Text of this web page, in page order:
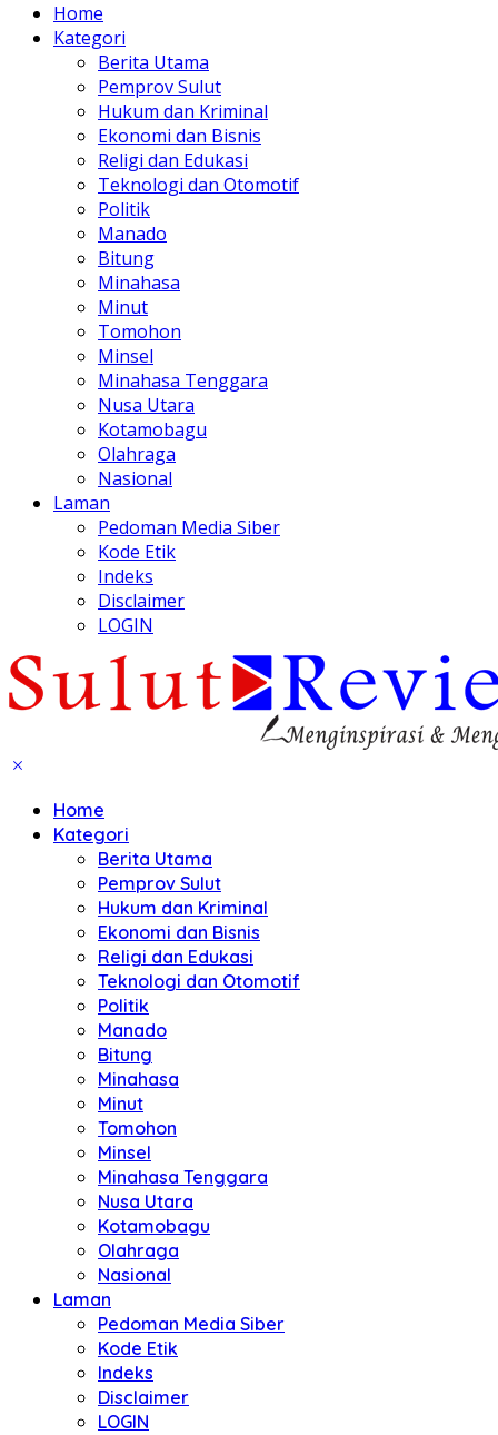
Home
Kategori
Berita Utama
Pemprov Sulut
Hukum dan Kriminal
Ekonomi dan Bisnis
Religi dan Edukasi
Teknologi dan Otomotif
Politik
Manado
Bitung
Minahasa
Minut
Tomohon
Minsel
Minahasa Tenggara
Nusa Utara
Kotamobagu
Olahraga
Nasional
Laman
Pedoman Media Siber
Kode Etik
Indeks
Disclaimer
LOGIN
Home
Kategori
Berita Utama
Pemprov Sulut
Hukum dan Kriminal
Ekonomi dan Bisnis
Religi dan Edukasi
Teknologi dan Otomotif
Politik
Manado
Bitung
Minahasa
Minut
Tomohon
Minsel
Minahasa Tenggara
Nusa Utara
Kotamobagu
Olahraga
Nasional
Laman
Pedoman Media Siber
Kode Etik
Indeks
Disclaimer
LOGIN